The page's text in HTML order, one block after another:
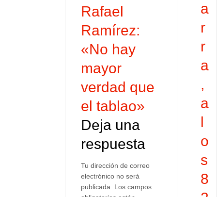
Rafael
Ramírez:
«No hay
mayor
verdad que
el tablao»
Deja una
respuesta
Tu dirección de correo
electrónico no será
publicada.
Los campos
a
r
r
a
,
a
l
o
s
8